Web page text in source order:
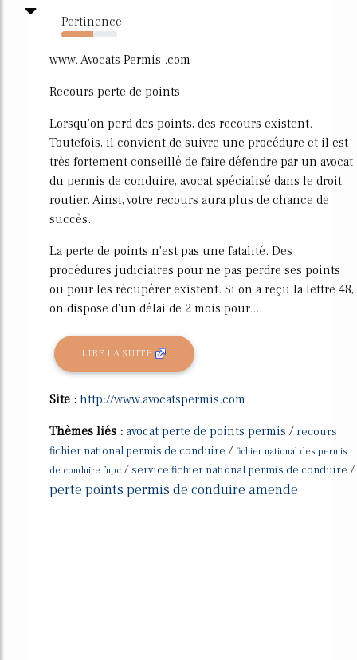
Pertinence
57%
www. Avocats Permis .com
Recours perte de points
Lorsqu'on perd des points, des recours existent.
Toutefois, il convient de suivre une procédure et il est
très fortement conseillé de faire défendre par un avocat
du permis de conduire, avocat spécialisé dans le droit
routier. Ainsi, votre recours aura plus de chance de
succès.
La perte de points n'est pas une fatalité. Des
procédures judiciaires pour ne pas perdre ses points
ou pour les récupérer existent. Si on a reçu la lettre 48,
on dispose d'un délai de 2 mois pour...
LIRE LA SUITE
Site : http://www.avocatspermis.com
Thèmes liés : avocat perte de points permis / recours
fichier national permis de conduire / fichier national des permis
de conduire fnpc /service fichier national permis de conduire /
perte points permis de conduire amende